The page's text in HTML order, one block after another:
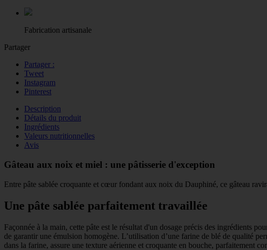
Fabrication artisanale
Partager
Partager :
Tweet
Instagram
Pinterest
Description
Détails du produit
Ingrédients
Valeurs nutritionnelles
Avis
Gâteau aux noix et miel : une pâtisserie d'exception
Entre pâte sablée croquante et cœur fondant aux noix du Dauphiné, ce gâteau
Une pâte sablée parfaitement travaillée
Façonnée à la main, cette pâte est le résultat d'un dosage précis des ingrédients
de garantir une émulsion homogène. L’utilisation d’une farine de blé de qualité
dans la farine, assure une texture aérienne et croquante en bouche, parfaitement